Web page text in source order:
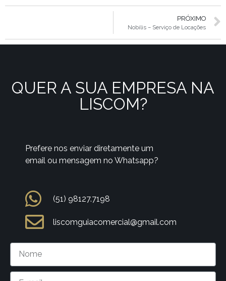
PRÓXIMO
Nobilis – Serviço de Locações
QUER A SUA EMPRESA NA
LISCOM?
Prefere nos enviar diretamente um
email ou mensagem no Whatsapp?
(51) 98127.7198
liscomguiacomercial@gmail.com